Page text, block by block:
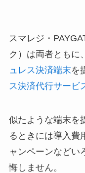
スマレジ・
ク）は両者ともに、
ュレス決済端末を
ス決済代行サービ
似たような端末を
るときには導入費
ャンペーンなどい
悔しません。